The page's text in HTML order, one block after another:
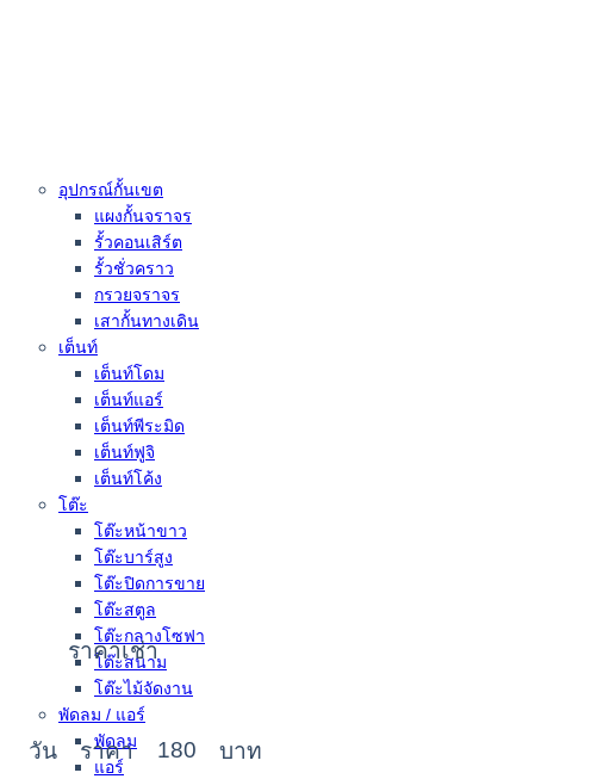
อุปกรณ์กั้นเขต
แผงกั้นจราจร
รั้วคอนเสิร์ต
รั้วชั่วคราว
กรวยจราจร
เสากั้นทางเดิน
เต็นท์
เต็นท์โดม
เต็นท์แอร์
เต็นท์พีระมิด
เต็นท์ฟูจิ
เต็นท์โค้ง
โต๊ะ
โต๊ะหน้าขาว
โต๊ะบาร์สูง
โต๊ะปิดการขาย
โต๊ะสตูล
โต๊ะกลางโซฟา
โต๊ะสนาม
โต๊ะไม้จัดงาน
พัดลม / แอร์
พัดลม
แอร์
ราคาเช่า
วัน ราคา 180 บาท